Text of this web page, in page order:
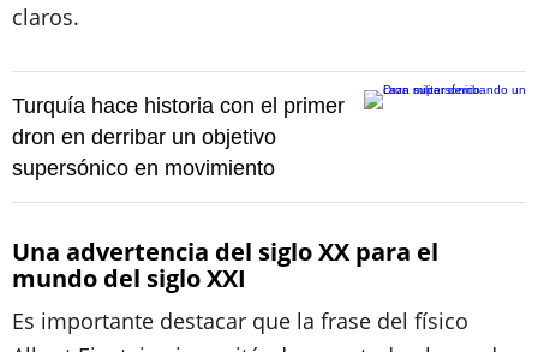
claros.
Turquía hace historia con el primer
dron en derribar un objetivo
supersónico en movimiento
Una advertencia del siglo XX para el
mundo del siglo XXI
Es importante destacar que la frase del físico